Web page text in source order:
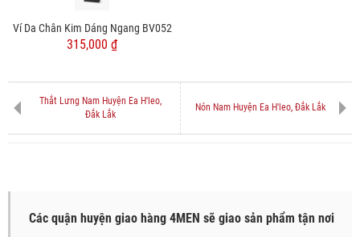
Ví Da Chân Kim Dáng Ngang BV052
315,000 ₫
Thắt Lưng Nam Huyện Ea H'leo,
Đắk Lắk
Nón Nam Huyện Ea H'leo, Đắk Lắk
Các quận huyện giao hàng 4MEN sẽ giao sản phẩm tận nơi